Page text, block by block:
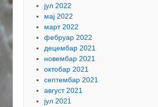
јул 2022
мај 2022
март 2022
фебруар 2022
децембар 2021
новембар 2021
октобар 2021
септембар 2021
август 2021
јул 2021